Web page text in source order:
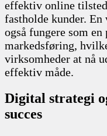
effektiv online
fastholde kunder.
også fungere som
markedsføring,
virksomheder at nå
effektiv måde.
Digital strategi
succes